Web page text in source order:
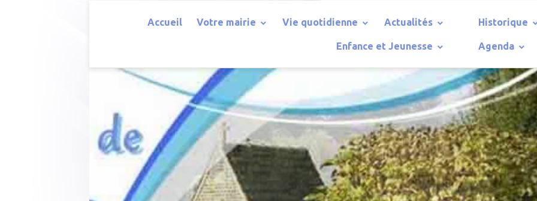
Accueil Votre mairie Vie quotidienne Actualités
Enfance et Jeunesse
Historique
Agenda